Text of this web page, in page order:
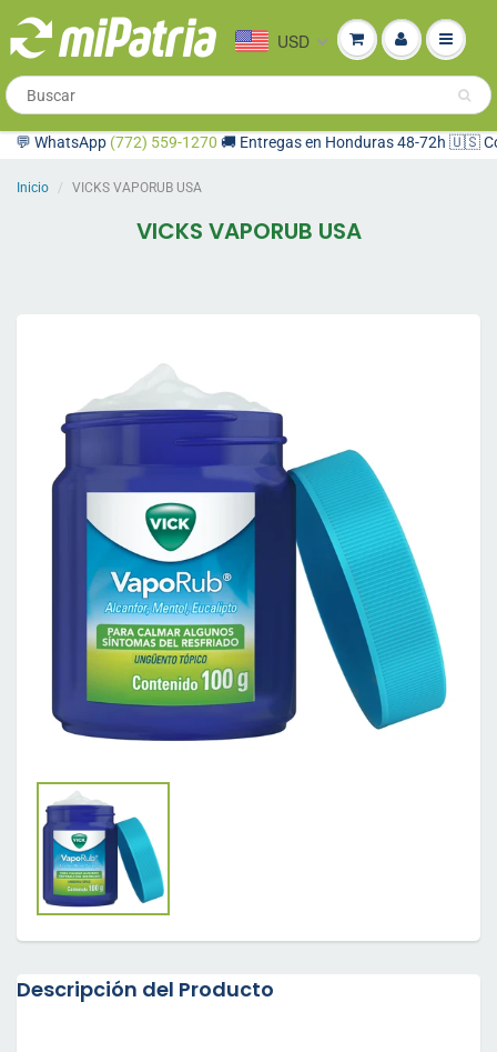
USD
WhatsApp(772) 559-1270🚚 Entregas en Honduras 48-72h 🇺🇸
Inicio VICKS VAPORUB USA
VICKS VAPORUB USA
Descripción del Producto